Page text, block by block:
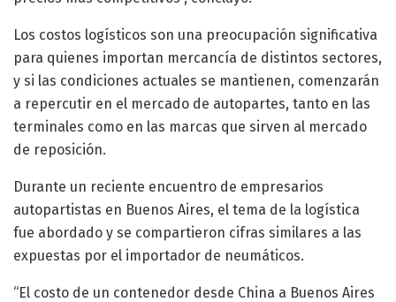
Los costos logísticos son una preocupación significativa
para quienes importan mercancía de distintos sectores,
y si las condiciones actuales se mantienen, comenzarán
a repercutir en el mercado de autopartes, tanto en las
terminales como en las marcas que sirven al mercado
de reposición.
Durante un reciente encuentro de empresarios
autopartistas en Buenos Aires, el tema de la logística
fue abordado y se compartieron cifras similares a las
expuestas por el importador de neumáticos.
“El costo de un contenedor desde China a Buenos Aires